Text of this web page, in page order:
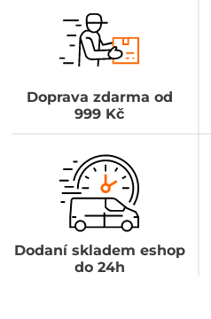
Doprava zdarma od
999 Kč
Dodaní skladem eshop
do 24h